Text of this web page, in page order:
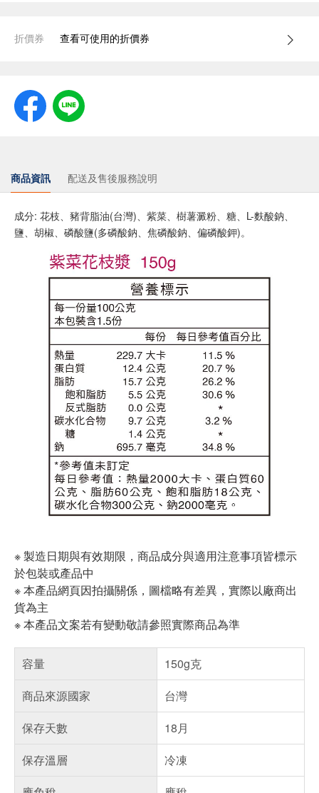
折價券 查看可使用的折價券
商品資訊 配送及售後服務說明
成分: 花枝、豬背脂油(台灣)、紫菜、樹薯澱粉、糖、L-麩酸鈉、
鹽、胡椒、磷酸鹽(多磷酸鈉、焦磷酸鈉、偏磷酸鉀)。
※ 製造日期與有效期限，商品成分與適用注意事項皆標示
於包裝或產品中
※ 本產品網頁因拍攝關係，圖檔略有差異，實際以廠商出
貨為主
※ 本產品文案若有變動敬請參照實際商品為準
容量
150g克
商品來源國家
台灣
保存天數
18月
保存溫層
冷凍